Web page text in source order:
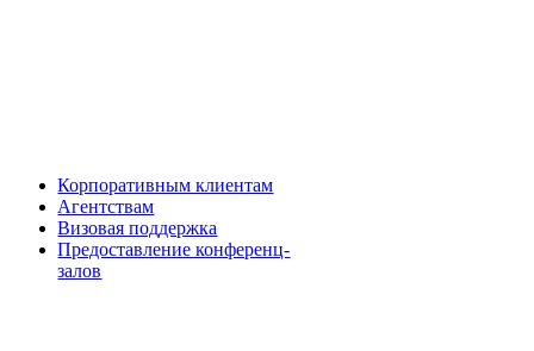
Корпоративным клиентам
Агентствам
Визовая поддержка
Предоставление конференц-
залов